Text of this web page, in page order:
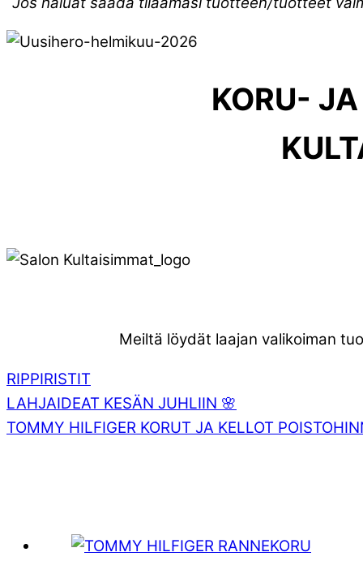
KORU-
Meiltä löydät laajan valikoiman
RIPPIRISTIT
LAHJAIDEAT KESÄN JUHLIIN 🌸
TOMMY HILFIGER KORUT JA KELLOT